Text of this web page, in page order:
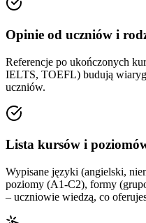
Opinie od uczniów i
Referencje po ukończonych
IELTS, TOEFL) budują
uczniów.
Lista kursów i
Wypisane języki (angielski,
poziomy (A1-C2), formy
– uczniowie wiedzą, co